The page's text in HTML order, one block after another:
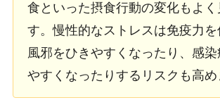
食といった摂食行動の変化もよく
す。慢性的なストレスは免疫力を
風邪をひきやすくなったり、感染
やすくなったりするリスクも高め